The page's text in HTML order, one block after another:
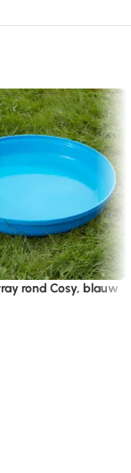
rond Cosy, blauw